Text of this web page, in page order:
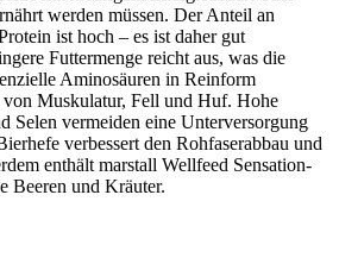
werden müssen. Der Anteil an
ist hoch – es ist daher gut
Futtermenge reicht aus, was die
Aminosäuren in Reinform
von Muskulatur, Fell und Huf. Hohe
Selen vermeiden eine Unterversorgung
verbessert den Rohfaserabbau und
enthält marstall Wellfeed Sensation-
Beeren und Kräuter.